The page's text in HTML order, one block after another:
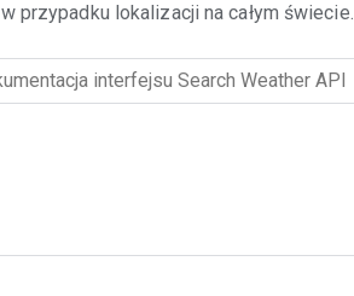
w przypadku lokalizacji na całym świecie.